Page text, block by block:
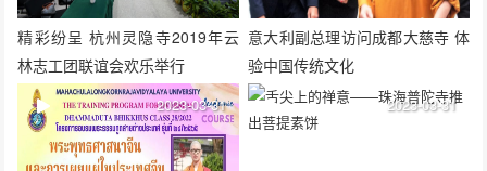
精彩纷呈 杭州灵隐寺2019年云
林志工团联谊会欢乐举行
意大利副总理访问成都大慈寺 体
验中国传统文化
2023-03-31 2023-03-31